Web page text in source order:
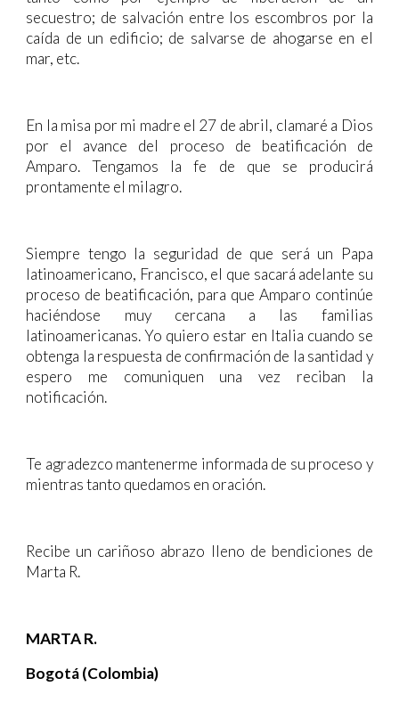
secuestro; de salvación entre los escombros por la
caída de un edificio; de salvarse de ahogarse en el
mar, etc.
En la misa por mi madre el 27 de abril, clamaré a Dios
por el avance del proceso de beatificación de
Amparo. Tengamos la fe de que se producirá
prontamente el milagro.
Siempre tengo la seguridad de que será un Papa
latinoamericano, Francisco, el que sacará adelante su
proceso de beatificación, para que Amparo continúe
haciéndose muy cercana a las familias
latinoamericanas. Yo quiero estar en Italia cuando se
obtenga la respuesta de confirmación de la santidad y
espero me comuniquen una vez reciban la
notificación.
Te agradezco mantenerme informada de su proceso y
mientras tanto quedamos en oración.
Recibe un cariñoso abrazo lleno de bendiciones de
Marta R.
MARTA R.
Bogotá (Colombia)